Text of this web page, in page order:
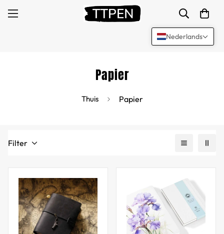
Papier
Thuis Papier
Filter
Nederlands